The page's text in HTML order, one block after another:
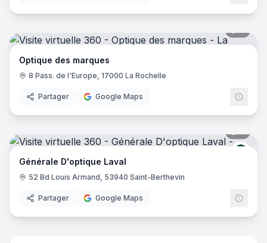
Optique des marques
8 Pass. de l'Europe, 17000 La Rochelle
Partager Google Maps
Générale D'optique Laval
52 Bd Louis Armand, 53940 Saint-Berthevin
Partager Google Maps
10